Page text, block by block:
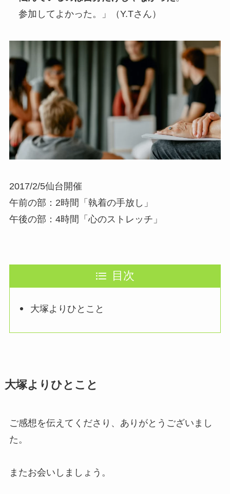
参加してよかった。」（Y.Tさん）
2017/2/5仙台開催
午前の部：2時間「執着の手放し」
午後の部：4時間「心のストレッチ」
目次
大塚よりひとこと
大塚よりひとこと
ご感想を伝えてくださり、ありがとうございまし
た。
またお会いしましょう。